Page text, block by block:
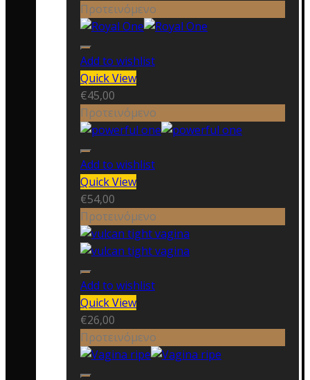
Προτεινόμενο
Add to wishlist
Quick View
€45,00
Προτεινόμενο
Add to wishlist
Quick View
€54,00
Προτεινόμενο
Add to wishlist
Quick View
€26,00
Προτεινόμενο